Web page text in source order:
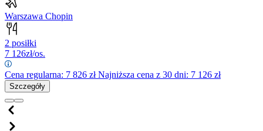
Warszawa Chopin
2 posiłki
7 126zł/os.
Cena regularna: 7 826 złNajniższa cena z 30 dni: 7 126 zł
Szczegóły